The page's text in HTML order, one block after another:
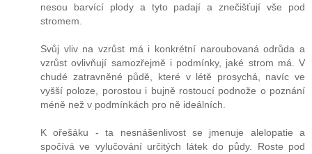
nesou barvící plody a tyto padají a znečišťují vše pod
stromem.
Svůj vliv na vzrůst má i konkrétní naroubovaná odrůda a
vzrůst ovlivňují samozřejmě i podmínky, jaké strom má. V
chudé zatravněné půdě, které v létě prosychá, navíc ve
vyšší poloze, porostou i bujně rostoucí podnože o poznání
méně než v podmínkách pro ně ideálních.
K ořešáku - ta nesnášenlivost se jmenuje alelopatie a
spočívá ve vylučování určitých látek do půdy. Roste pod